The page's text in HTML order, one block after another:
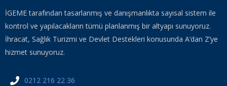
İGEME tarafından tasarlanmış ve danışmanlıkta sayısal sistem ile
kontrol ve yapılacakların tümü planlanmış bir altyapı sunuyoruz.
İhracat, Sağlık Turizmi ve Devlet Destekleri konusunda A’dan Z’ye
hizmet sunuyoruz.
0212 216 22 36